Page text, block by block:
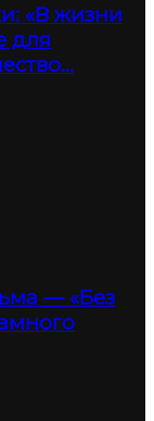
«В жизни
для
— «Без